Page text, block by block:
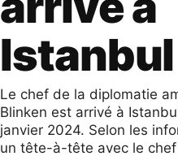
Istanbul
Le chef de la diplomatie
Blinken est arrivé à
janvier 2024. Selon les
un tête-à-tête avec le